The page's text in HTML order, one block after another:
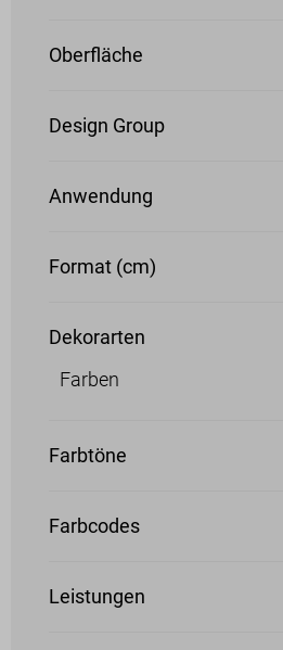
Oberfläche
Design Group
Anwendung
Format (cm)
Dekorarten
Farben
Farbtöne
Farbcodes
Leistungen